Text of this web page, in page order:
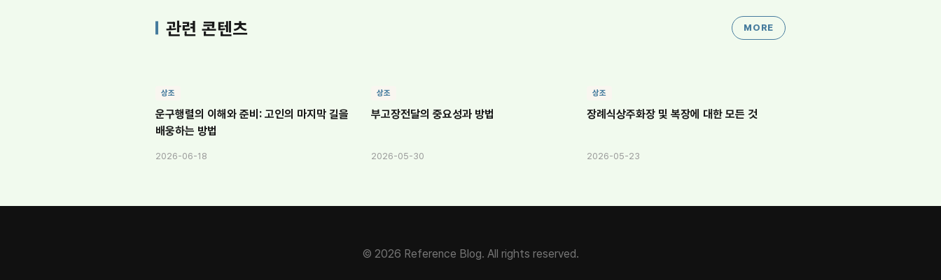
관련 콘텐츠 MORE
상조
운구행렬의 이해와 준비: 고인의 마지막 길을
배웅하는 방법
2026-06-18
상조
부고장전달의 중요성과 방법
2026-05-30
상조
장례식상주화장 및 복장에 대한 모든 것
2026-05-23
© 2026 Reference Blog. All rights reserved.